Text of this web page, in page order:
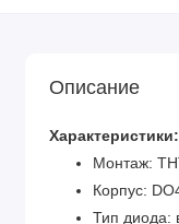
Описание
Характеристики:
Монтаж:
Корпус:
Тип диода: